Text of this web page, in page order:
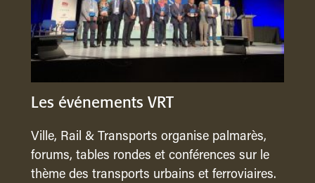
Les événements VRT
Ville, Rail & Transports organise palmarès,
forums, tables rondes et conférences sur le
thème des transports urbains et ferroviaires.